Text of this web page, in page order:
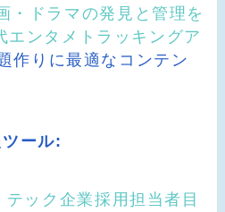
・ドラマの発見と管理を
エンタメトラッキングア
作りに最適なコンテン
ール:
ック企業採用担当者目